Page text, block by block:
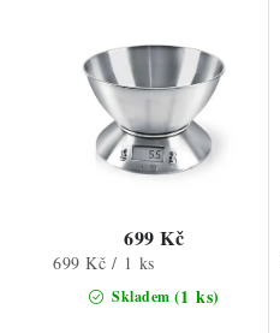
Skladem (1 ks)
699 Kč
Měrná
699 Kč / 1 ks